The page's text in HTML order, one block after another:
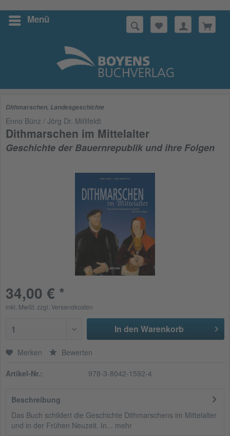
Menü
Suchen
Dithmarschen, Landesgeschichte
Enno Bünz / Jörg Dr. Mißfeldt
Dithmarschen im Mittelalter
Geschichte der Bauernrepublik und ihre Folgen
34,00 € *
inkl. MwSt. zzgl. Versandkosten
1 In den Warenkorb
Merken Bewerten
Artikel-Nr.: 978-3-8042-1592-4
Beschreibung
Das Buch schildert die Geschichte Dithmarschens im Mittelalter
und in der Frühen Neuzeit. In... mehr